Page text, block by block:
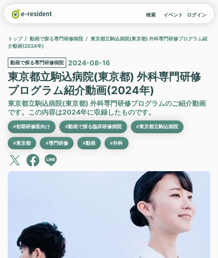
検索 イベント ログイン
トップ 動画で探る専門研修病院
東京都立駒込病院(東京都) 外科専門研修プログラム紹
介動画(2024年)
動画で探る専門研修病院 2024-08-16
東京都立駒込病院(東京都) 外科専門研修
プログラム紹介動画(2024年)
東京都立駒込病院(東京都) 外科専門研修プログラムのご紹介動画
です。この内容は2024年に収録したものです。
#初期研修医向け #動画で探る臨床研修病院 #東京都立駒込病院
#東京都 #専門研修 #動画 #外科